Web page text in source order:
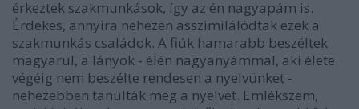
érkeztek szakmunkások, így az én nagyapám is.
Érdekes, annyira nehezen asszimilálódtak ezek a
szakmunkás családok. A fiúk hamarabb beszéltek
magyarul, a lányok - élén nagyanyámmal, aki élete
végéig nem beszélte rendesen a nyelvünket -
nehezebben tanulták meg a nyelvet. Emlékszem,